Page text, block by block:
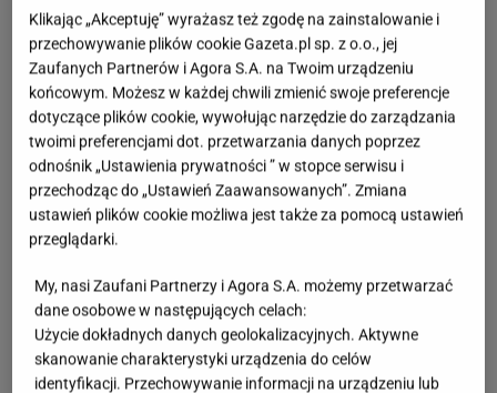
Klikając „Akceptuję” wyrażasz też zgodę na zainstalowanie i
przechowywanie plików cookie Gazeta.pl sp. z o.o., jej
Zaufanych Partnerów i Agora S.A. na Twoim urządzeniu
końcowym. Możesz w każdej chwili zmienić swoje preferencje
dotyczące plików cookie, wywołując narzędzie do zarządzania
twoimi preferencjami dot. przetwarzania danych poprzez
odnośnik „Ustawienia prywatności ” w stopce serwisu i
przechodząc do „Ustawień Zaawansowanych”. Zmiana
ustawień plików cookie możliwa jest także za pomocą ustawień
przeglądarki.
My, nasi Zaufani Partnerzy i Agora S.A. możemy przetwarzać
dane osobowe w następujących celach:
Użycie dokładnych danych geolokalizacyjnych. Aktywne
skanowanie charakterystyki urządzenia do celów
identyfikacji. Przechowywanie informacji na urządzeniu lub